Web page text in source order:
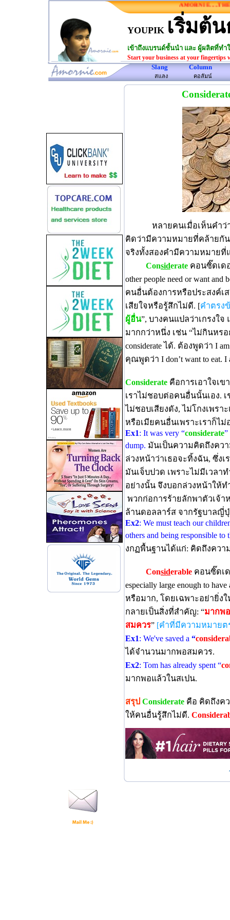
AMORNIE.....THE
YOUPIK เริ่มต้
เข้าถึงแบรนด์ชั้นนำ และ ผู้ผลิตที่ท
Start your business at your fingertips
www.amornie.com> Slang Column
สแลง คอลัมน์
หลายคนเมื่อเห็นคำว่
คิดว่ามีความหมายที่คล้ายกั
จริงทั้งสองคำมีความหมายที่
Considerate คอนซิ๊ดเดอ
other people need or want
คนอื่นต้องการหรือประสงค์เ
เสียใจหรือรู้สึกไม่ดี. [คำตรงข้
ผู้อื่น”, บางคนแปลว่าเกรงใ
มากกว่าหนึ่ง เช่น “ไม่กินหร
considerate ได้. ต้องพูดว่า I
คุณพูดว่า I don’t want to eat. I
Considerate คือการเอาใจเข
เราไม่ชอบต่อคนอื่นนั้นเอง. เ
ไม่ชอบเสียงดัง, ไม่โกงเพรา
หรือเมียคนอื่นเพราะเราก็ไ
Ex1: It was very “considerate”
dump. มันเป็นความคิดถึงคว
ล่วงหน้าว่าเธอจะทิ้งฉัน, ซึ่ง
มันเจ็บปวด เพราะไม่มีเวลา
อย่างนั้น จึงบอกล่วงหน้าให้
พวกก่อการร้ายลักพาตัวเจ้า
ล้านดอลลาร์ส จากรัฐบาลญี่
Ex2: We must teach our
others and being responsible to
งกฏพื้นฐานได้แก่: คิดถึงคว
Considerable คอนซิ๊ดเด
especially large enough to
หรือมาก, โดยเฉพาะอย่ายิ่
กลายเป็นสิ่งที่สำคัญ: “มากพ
สมควร” [คำที่มีความหมายตร
Ex1: We've saved a “
ได้จำนวนมากพอสมควร.
Ex2: Tom has already spent “
มากพอแล้วในสเปน.
สรุป Considerate คือ คิดถึงค
ให้คนอื่นรู้สึกไม่ดี.